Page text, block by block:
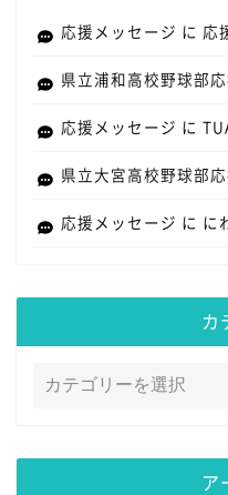
応援メッセージ に 応
県立浦和高校野球部
応援メッセージ に
県立大宮高校野球部
応援メッセージ に に
カ
ア